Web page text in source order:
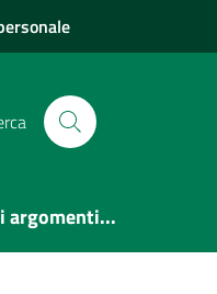
argomenti...